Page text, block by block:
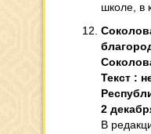
школе, в
Текст :
2
В